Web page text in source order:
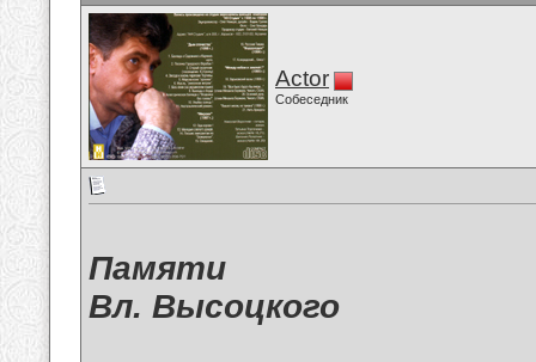
Actor
Собеседник
Памяти
Вл. Высоцкого